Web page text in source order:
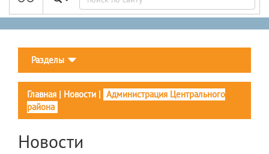
Разделы
Главная | Новости | Администрация Центрального
района
Новости